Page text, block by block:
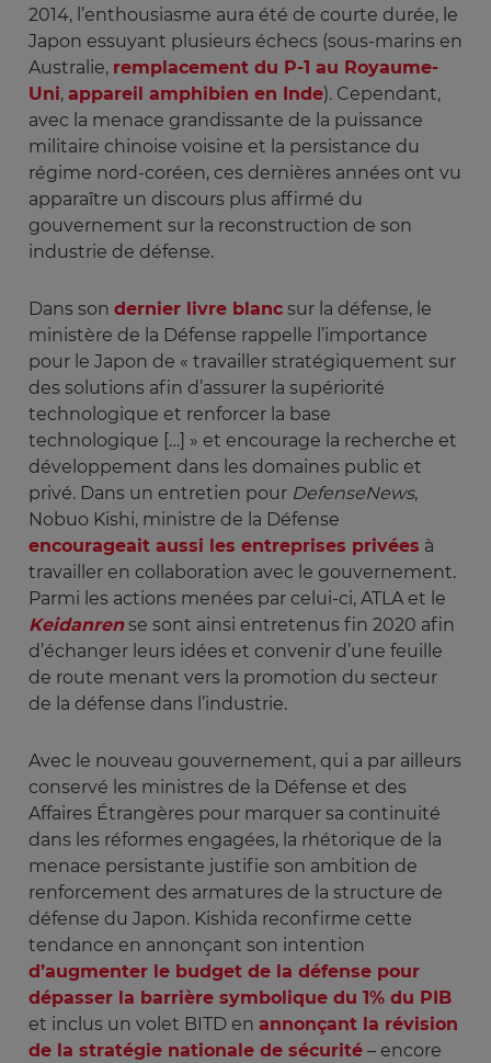
2014, l’enthousiasme aura été de courte durée, le
Japon essuyant plusieurs échecs (sous-marins en
Australie, remplacement du P-1 au Royaume-
Uni, appareil amphibien en Inde). Cependant,
avec la menace grandissante de la puissance
militaire chinoise voisine et la persistance du
régime nord-coréen, ces dernières années ont vu
apparaître un discours plus affirmé du
gouvernement sur la reconstruction de son
industrie de défense.
Dans son dernier livre blanc sur la défense, le
ministère de la Défense rappelle l’importance
pour le Japon de « travailler stratégiquement sur
des solutions afin d’assurer la supériorité
technologique et renforcer la base
technologique […] » et encourage la recherche et
développement dans les domaines public et
privé. Dans un entretien pour DefenseNews,
Nobuo Kishi, ministre de la Défense
encourageait aussi les entreprises privées à
travailler en collaboration avec le gouvernement.
Parmi les actions menées par celui-ci, ATLA et le
Keidanrense sont ainsi entretenus fin 2020 afin
d’échanger leurs idées et convenir d’une feuille
de route menant vers la promotion du secteur
de la défense dans l’industrie.
Avec le nouveau gouvernement, qui a par ailleurs
conservé les ministres de la Défense et des
Affaires Étrangères pour marquer sa continuité
dans les réformes engagées, la rhétorique de la
menace persistante justifie son ambition de
renforcement des armatures de la structure de
défense du Japon. Kishida reconfirme cette
tendance en annonçant son intention
d’augmenter le budget de la défense pour
dépasser la barrière symbolique du 1% du PIB
et inclus un volet BITD en annonçant la révision
de la stratégie nationale de sécurité – encore